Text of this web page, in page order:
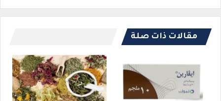
مقالات ذات صلة